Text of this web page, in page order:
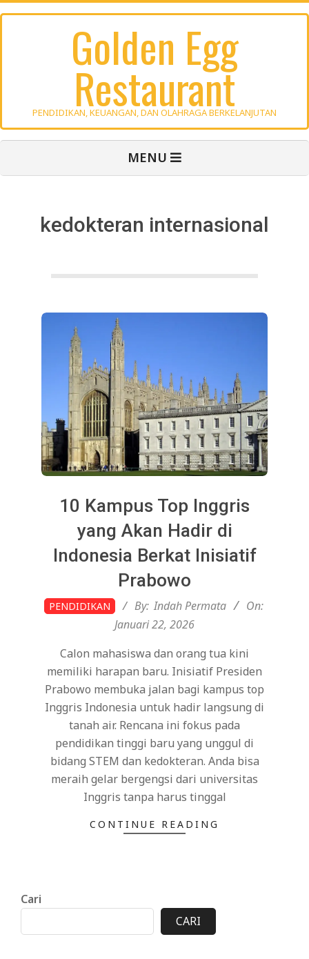
Skip
Golden Egg
Restaurant
PENDIDIKAN, KEUANGAN, DAN OLAHRAGA BERKELANJUTAN
MENU
kedokteran internasional
10 Kampus Top Inggris
yang Akan Hadir di
Indonesia Berkat Inisiatif
Prabowo
2026-
01-
PENDIDIKAN By: Indah Permata
On:
Januari 22, 2026
Calon mahasiswa dan orang tua kini
memiliki harapan baru. Inisiatif Presiden
Prabowo membuka jalan bagi kampus top
Inggris Indonesia untuk hadir langsung di
tanah air. Rencana ini fokus pada
pendidikan tinggi baru yang unggul di
bidang STEM dan kedokteran. Anda bisa
meraih gelar bergengsi dari universitas
Inggris tanpa harus tinggal
CONTINUE READING
Cari
CARI